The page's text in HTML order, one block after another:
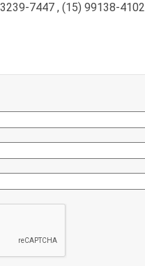
7447 , (15) 99138-4102